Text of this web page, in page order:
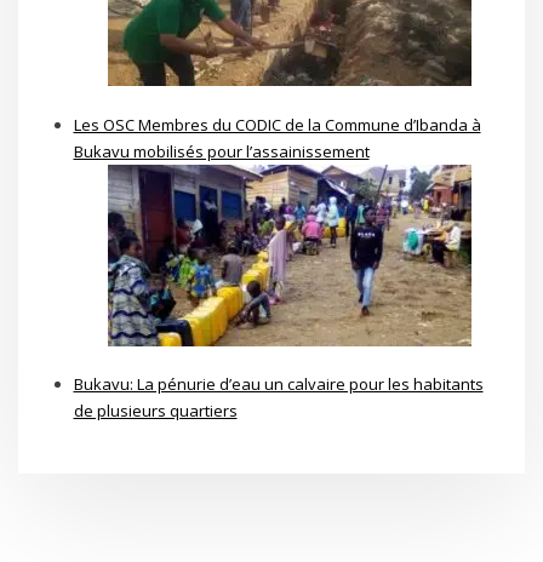
Les OSC Membres du CODIC de la Commune d’Ibanda à
Bukavu mobilisés pour l’assainissement
Bukavu: La pénurie d’eau un calvaire pour les habitants
de plusieurs quartiers